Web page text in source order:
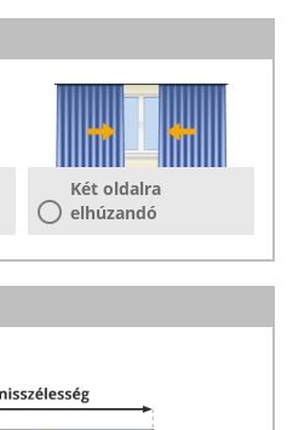
Két oldalra
elhúzandó